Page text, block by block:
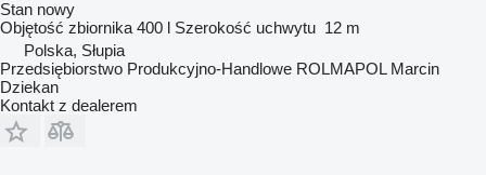
Stan nowy
Objętość zbiornika 400 l Szerokość uchwytu 12 m
Polska, Słupia
Przedsiębiorstwo Produkcyjno-Handlowe ROLMAPOL Marcin
Dziekan
Kontakt z dealerem